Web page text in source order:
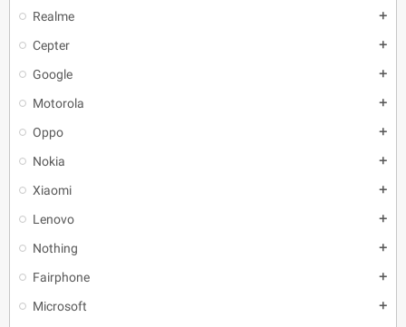
Realme add
Cepter add
Google add
Motorola add
Oppo add
Nokia add
Xiaomi add
Lenovo add
Nothing add
Fairphone add
Microsoft add